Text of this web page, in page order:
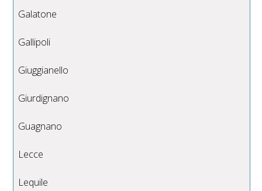
Galatone
Gallipoli
Giuggianello
Giurdignano
Guagnano
Lecce
Lequile